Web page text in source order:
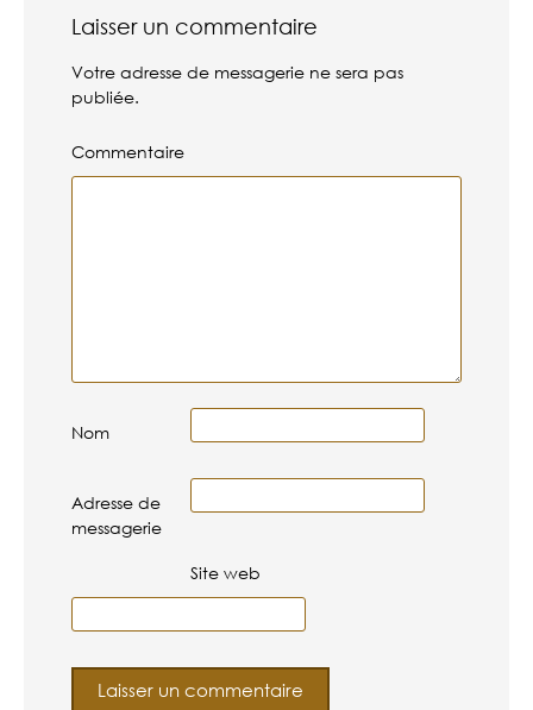
Laisser un commentaire
Votre adresse de messagerie ne sera pas
publiée.
Commentaire
Nom
Adresse de
messagerie
Site web